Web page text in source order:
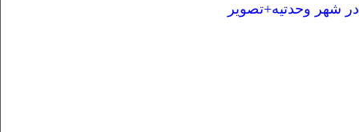
شهر وحدتیه+تصویر